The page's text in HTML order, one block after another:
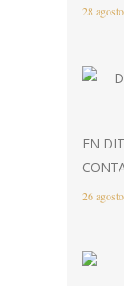
28
EN
26